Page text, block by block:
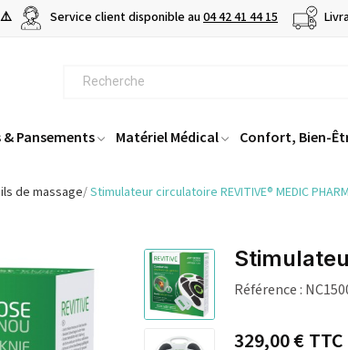
⚠️ Service client disponible au04 42 41 44 15
& Pansements Matériel Médical Confort, Bien-
de massage Stimulateur circulatoire REVITIVE® MEDIC
Référence :
329,00 €TTC